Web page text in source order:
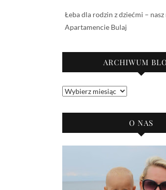
Łeba dla rodzin z dziećmi –
Apartamencie Bulaj
ARCHIWUM
Archiwum
O NAS